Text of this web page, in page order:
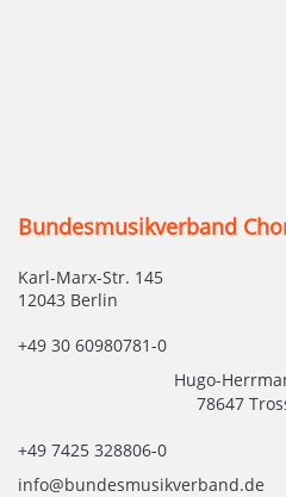
Bundesmusikverband
Karl-Marx-Str. 145
12043 Berlin
+49 30 60980781-0
Hugo-
78647
+49 7425 328806-0
info@bundesmusikverband.de